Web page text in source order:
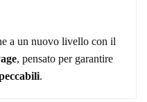
a un nuovo livello con il
, pensato per garantire
.